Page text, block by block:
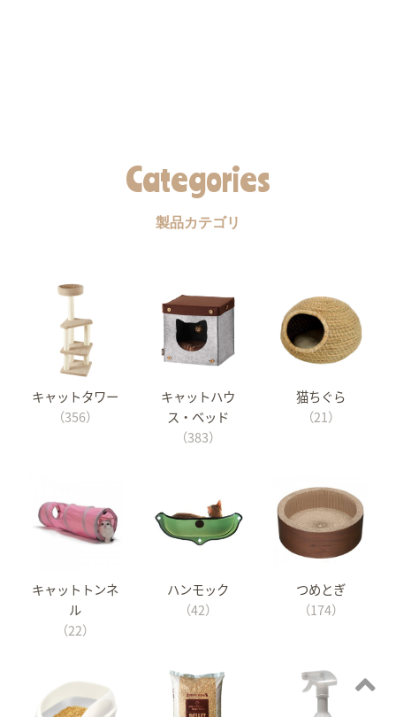
Categories
製品カテゴリ
キャットタワー
（356）
キャットハウ
ス・ベッド
（383）
猫ちぐら
（21）
キャットトンネ
ル
（22）
ハンモック
（42）
つめとぎ
（174）